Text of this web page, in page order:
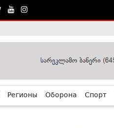
Регионы Оборона Спорт